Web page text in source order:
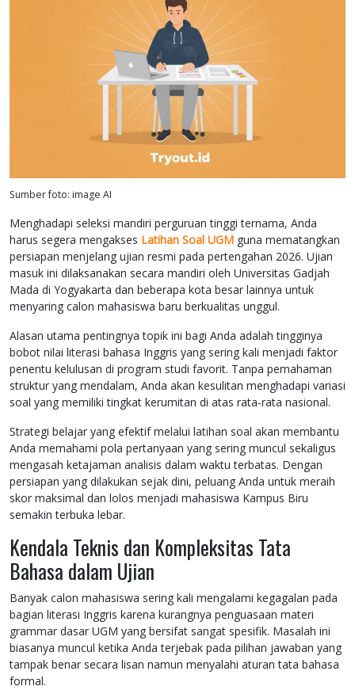
Sumber foto: image AI
Menghadapi seleksi mandiri perguruan tinggi ternama, Anda
harus segera mengakses Latihan Soal UGM guna mematangkan
persiapan menjelang ujian resmi pada pertengahan 2026. Ujian
masuk ini dilaksanakan secara mandiri oleh Universitas Gadjah
Mada di Yogyakarta dan beberapa kota besar lainnya untuk
menyaring calon mahasiswa baru berkualitas unggul.
Alasan utama pentingnya topik ini bagi Anda adalah tingginya
bobot nilai literasi bahasa Inggris yang sering kali menjadi faktor
penentu kelulusan di program studi favorit. Tanpa pemahaman
struktur yang mendalam, Anda akan kesulitan menghadapi variasi
soal yang memiliki tingkat kerumitan di atas rata-rata nasional.
Strategi belajar yang efektif melalui latihan soal akan membantu
Anda memahami pola pertanyaan yang sering muncul sekaligus
mengasah ketajaman analisis dalam waktu terbatas. Dengan
persiapan yang dilakukan sejak dini, peluang Anda untuk meraih
skor maksimal dan lolos menjadi mahasiswa Kampus Biru
semakin terbuka lebar.
Kendala Teknis dan Kompleksitas Tata
Bahasa dalam Ujian
Banyak calon mahasiswa sering kali mengalami kegagalan pada
bagian literasi Inggris karena kurangnya penguasaan materi
grammar dasar UGM yang bersifat sangat spesifik. Masalah ini
biasanya muncul ketika Anda terjebak pada pilihan jawaban yang
tampak benar secara lisan namun menyalahi aturan tata bahasa
formal.